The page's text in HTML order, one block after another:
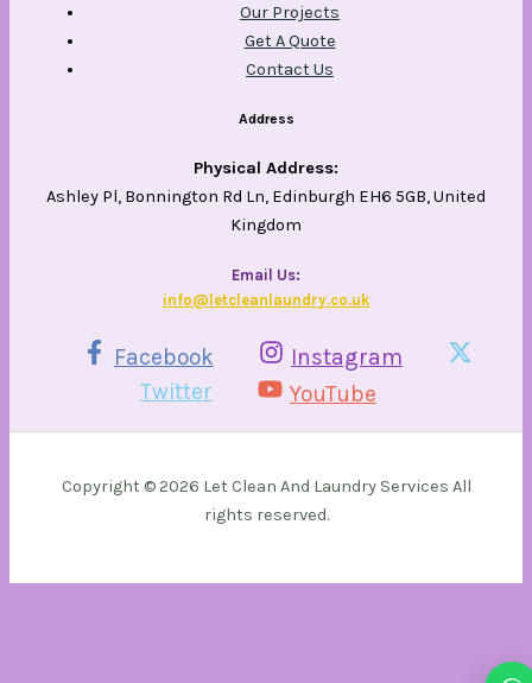
Our Projects
Get A Quote
Contact Us
Address
Physical Address:
Ashley Pl, Bonnington Rd Ln, Edinburgh EH6 5GB, United
Kingdom
Email Us​:
info@letcleanlaundry.co.uk
Facebook
Instagram
Twitter
YouTube
Copyright © 2026 Let Clean And Laundry Services All
rights reserved.